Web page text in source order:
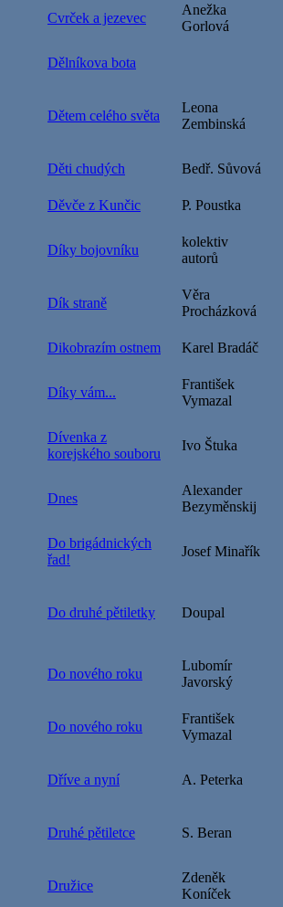
Cvrček a jezevec
Anežka
Gorlová
Dělníkova bota
Dětem celého světa
Leona
Zembinská
Děti chudých Bedř. Sůvová
Děvče z Kunčic P. Poustka
Díky bojovníku
kolektiv
autorů
Dík straně
Věra
Procházková
Dikobrazím ostnem Karel Bradáč
Díky vám...
František
Vymazal
Dívenka z
korejského souboru
Ivo Štuka
Dnes
Alexander
Bezyměnskij
Do brigádnických
řad!
Josef Minařík
Do druhé pětiletky Doupal
Do nového roku
Lubomír
Javorský
Do nového roku
František
Vymazal
Dříve a nyní A. Peterka
Druhé pětiletce S. Beran
Družice
Zdeněk
Koníček